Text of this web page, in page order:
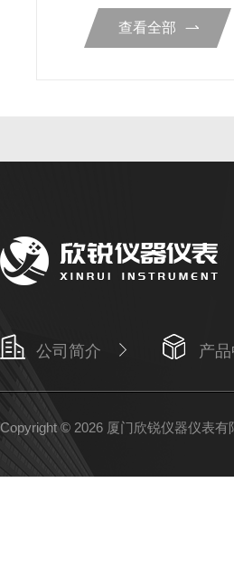
查看全部
公司简介 产
Copyright © 2026 厦门欣锐仪器仪表